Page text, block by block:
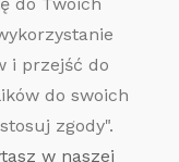
i przejść do
do swoich
zgody".
w naszej